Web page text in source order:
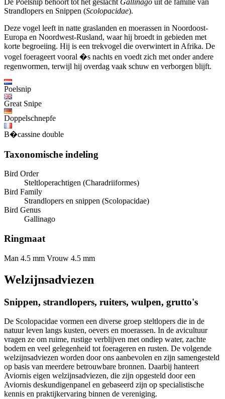
De Poelsnip behoort tot het geslacht Gallinago uit de familie van
Strandlopers en Snippen (Scolopacidae).
Deze vogel leeft in natte graslanden en moerassen in Noordoost-
Europa en Noordwest-Rusland, waar hij broedt in gebieden met
korte begroeiing. Hij is een trekvogel die overwintert in Afrika. De
vogel foerageert vooral �s nachts en voedt zich met onder andere
regenwormen, terwijl hij overdag vaak schuw en verborgen blijft.
Poelsnip
Great Snipe
Doppelschnepfe
B�cassine double
Taxonomische indeling
Bird Order
Steltloperachtigen (Charadriiformes)
Bird Family
Strandlopers en snippen (Scolopacidae)
Bird Genus
Gallinago
Ringmaat
Man 4.5 mm Vrouw 4.5 mm
Welzijnsadviezen
Snippen, strandlopers, ruiters, wulpen, grutto's
De Scolopacidae vormen een diverse groep steltlopers die in de
natuur leven langs kusten, oevers en moerassen. In de avicultuur
vragen ze om ruime, rustige verblijven met ondiep water, zachte
bodem en veel gelegenheid tot foerageren en rusten. De volgende
welzijnsadviezen worden door ons aanbevolen en zijn samengesteld
op basis van meerdere betrouwbare bronnen. Daarbij hanteert
Aviornis eigen welzijnsadviezen, die zijn opgesteld door een
Aviornis deskundigenpanel en gebaseerd zijn op specialistische
kennis en praktijkervaring binnen de vereniging.